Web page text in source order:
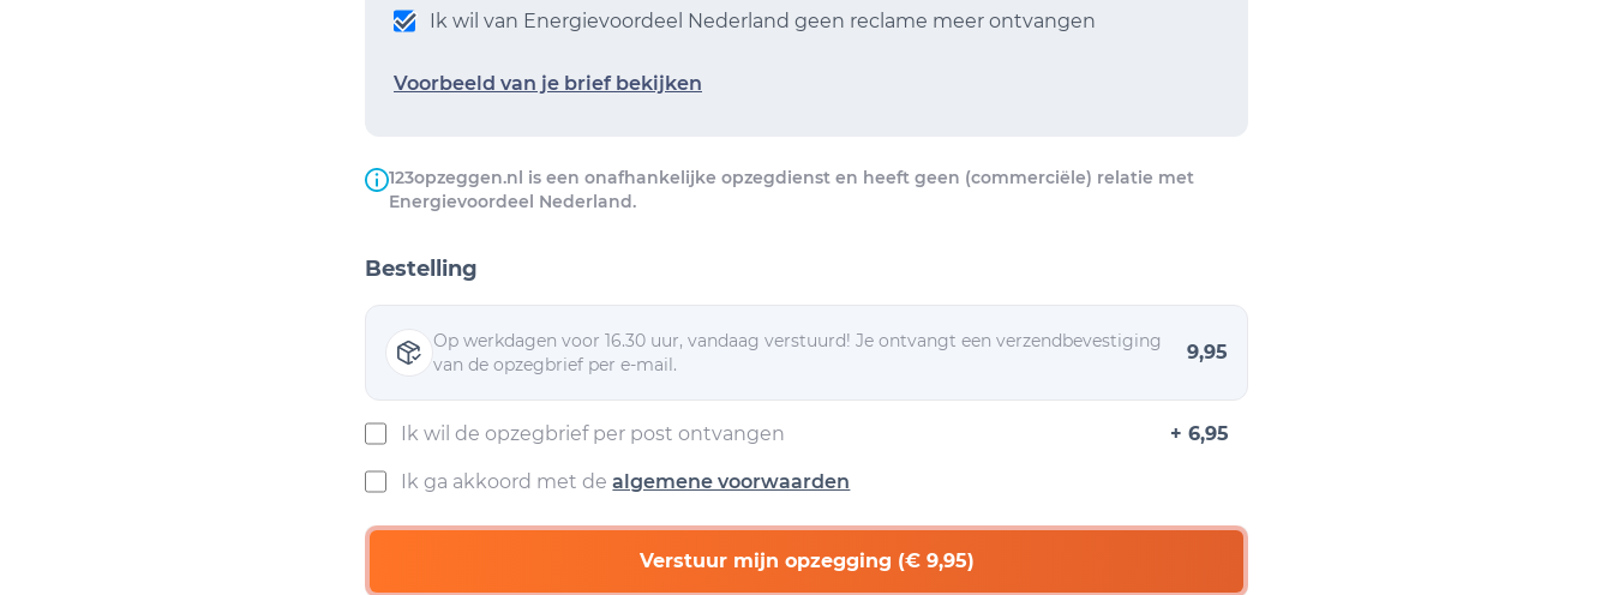
Ik wil van Energievoordeel Nederland geen reclame meer ontvangen
Voorbeeld van je brief bekijken
123opzeggen.nl is een onafhankelijke opzegdienst en heeft geen (commerciële) relatie met
Energievoordeel Nederland.
Bestelling
Op werkdagen voor 16.30 uur, vandaag verstuurd! Je ontvangt een verzendbevestiging
van de opzegbrief per e-mail.
9,95
Ik wil de opzegbrief per post ontvangen + 6,95
Ik ga akkoord met dealgemene voorwaarden
Verstuur mijn opzegging (€ 9,95)